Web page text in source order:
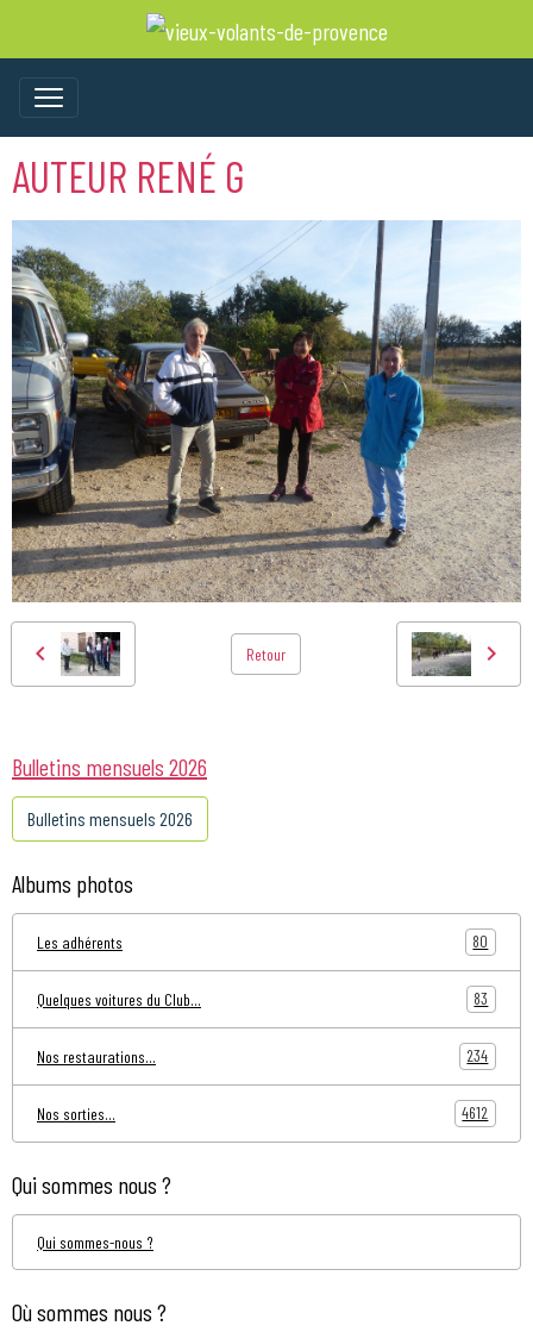
AUTEUR RENÉ G
Retour
Bulletins mensuels 2026
Bulletins mensuels 2026
Albums photos
Les adhérents 80
Quelques voitures du Club... 83
Nos restaurations... 234
Nos sorties... 4612
Qui sommes nous ?
Qui sommes-nous ?
Où sommes nous ?